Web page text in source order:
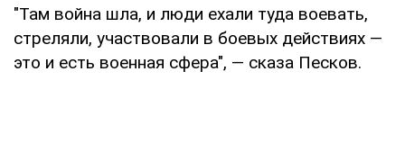
"Там война шла, и люди ехали туда воевать,
стреляли, участвовали в боевых действиях —
это и есть военная сфера", — сказа Песков.